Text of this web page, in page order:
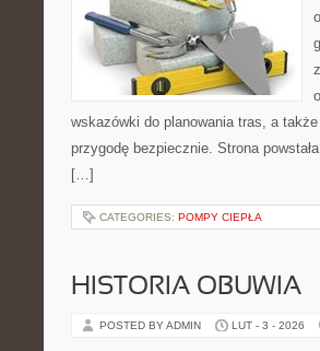
wskazówki do planowania tras, a
przygodę bezpiecznie. Strona
[…]
CATEGORIES: POMPY CIEPŁA
HISTORIA OBUWIA
POSTED BY ADMIN LUT - 3 - 2026